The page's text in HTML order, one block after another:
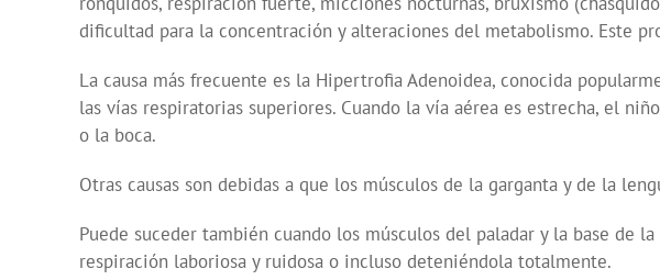
dificultad para la concentración y alteraciones del metabolismo. Este
La causa más frecuente es la Hipertrofia Adenoidea, conocida
las vías respiratorias superiores. Cuando la vía aérea es estrecha, el
o la boca.
Otras causas son debidas a que los músculos de la garganta y de la
Puede suceder también cuando los músculos del paladar y la base de
respiración laboriosa y ruidosa o incluso deteniéndola totalmente.